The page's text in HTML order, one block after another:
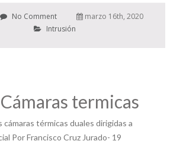
No Comment
marzo 16th, 2020
Intrusión
termicas
cámaras térmicas duales dirigidas a
Por Francisco Cruz Jurado- 19